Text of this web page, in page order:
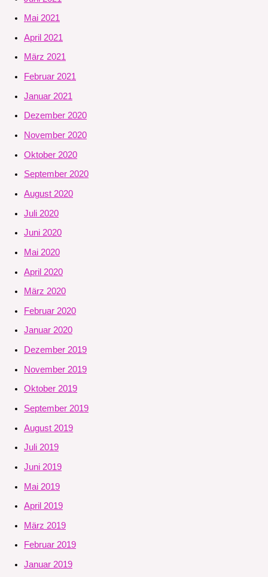
Mai 2021
April 2021
März 2021
Februar 2021
Januar 2021
Dezember 2020
November 2020
Oktober 2020
September 2020
August 2020
Juli 2020
Juni 2020
Mai 2020
April 2020
März 2020
Februar 2020
Januar 2020
Dezember 2019
November 2019
Oktober 2019
September 2019
August 2019
Juli 2019
Juni 2019
Mai 2019
April 2019
März 2019
Februar 2019
Januar 2019